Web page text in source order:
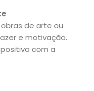
de arte ou
e motivação.
com a